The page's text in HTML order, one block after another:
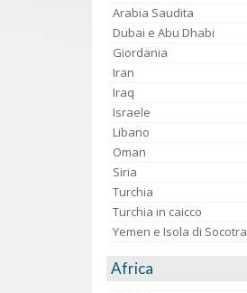
Arabia Saudita
Dubai e Abu Dhabi
Giordania
Iran
Iraq
Israele
Libano
Oman
Siria
Turchia
Turchia in caicco
Yemen e Isola di Socotra
Africa